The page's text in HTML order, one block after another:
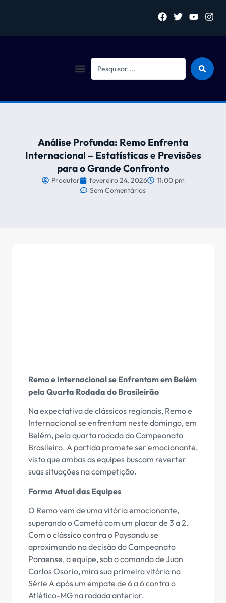
Análise Profunda: Remo Enfrenta
Internacional – Estatísticas e Previsões
para o Grande Confronto
Produtor fevereiro 24, 2026
11:00 pm
Sem Comentários
Remo e Internacional se Enfrentam em Belém
pela Quarta Rodada do Brasileirão
Na expectativa de clássicos regionais, Remo e
Internacional se enfrentam neste domingo, em
Belém, pela quarta rodada do Campeonato
Brasileiro. A partida promete ser emocionante,
visto que ambas as equipes buscam reverter
suas situações na competição.
Forma Atual das Equipes
O Remo vem de uma vitória emocionante,
superando o Cametá com um placar de 3 a 2.
Com o clássico contra o Paysandu se
aproximando na decisão do Campeonato
Paraense, a equipe, sob o comando de Juan
Carlos Osorio, mira sua primeira vitória na
Série A após um empate de 6 a 6 contra o
Atlético-MG na rodada anterior.